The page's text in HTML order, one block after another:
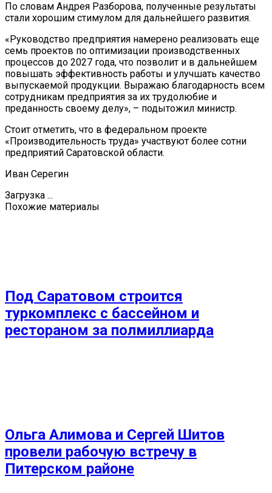
По словам Андрея Разборова, полученные результаты
стали хорошим стимулом для дальнейшего развития.
«Руководство предприятия намерено реализовать еще
семь проектов по оптимизации производственных
процессов до 2027 года, что позволит и в дальнейшем
повышать эффективность работы и улучшать качество
выпускаемой продукции. Выражаю благодарность всем
сотрудникам предприятия за их трудолюбие и
преданность своему делу», – подытожил министр.
Стоит отметить, что в федеральном проекте
«Производительность труда» участвуют более сотни
предприятий Саратовской области.
Иван Серегин
Загрузка ...
Похожие материалы
Под Саратовом строится
туркомплекс с бассейном и
рестораном за полмиллиарда
Ольга Алимова и Сергей Шитов
провели рабочую встречу в
Питерском районе